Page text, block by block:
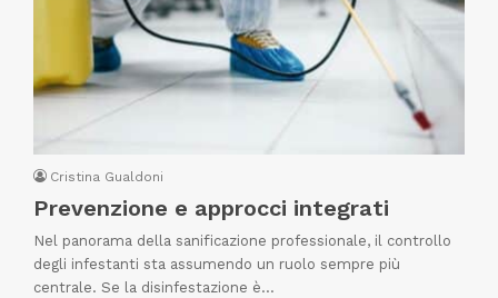
Cristina Gualdoni
Prevenzione e approcci integrati
Nel panorama della sanificazione professionale, il controllo
degli infestanti sta assumendo un ruolo sempre più
centrale. Se la disinfestazione è…